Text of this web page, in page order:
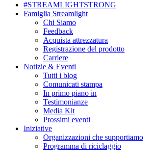
#STREAMLIGHTSTRONG
Famiglia Streamlight
Chi Siamo
Feedback
Acquista attrezzatura
Registrazione del prodotto
Carriere
Notizie & Eventi
Tutti i blog
Comunicati stampa
In primo piano in
Testimonianze
Media Kit
Prossimi eventi
Iniziative
Organizzazioni che supportiamo
Programma di riciclaggio